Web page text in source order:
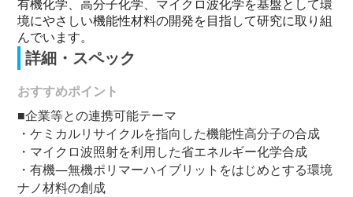
有機化学、高分子化学、マイクロ波化学を基盤として環
境にやさしい機能性材料の開発を目指して研究に取り組
んでいます。
詳細・スペック
おすすめポイント
■企業等との連携可能テーマ
・ケミカルリサイクルを指向した機能性高分子の合成
・マイクロ波照射を利用した省エネルギー化学合成
・有機―無機ポリマーハイブリットをはじめとする環境
ナノ材料の創成